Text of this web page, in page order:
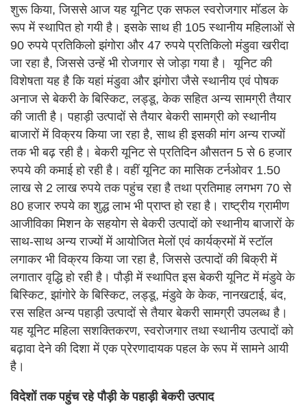
शुरू किया, जिससे आज यह यूनिट एक सफल स्वरोजगार मॉडल के
रूप में स्थापित हो गयी है। इसके साथ ही 105 स्थानीय महिलाओं से
90 रुपये प्रतिकिलो झंगोरा और 47 रुपये प्रतिकिलो मंडुवा खरीदा
जा रहा है, जिससे उन्हें भी रोजगार से जोड़ा गया है। यूनिट की
विशेषता यह है कि यहां मंडुवा और झंगोरा जैसे स्थानीय एवं पोषक
अनाज से बेकरी के बिस्किट, लड्डू, केक सहित अन्य सामग्री तैयार
की जाती है। पहाड़ी उत्पादों से तैयार बेकरी सामग्री को स्थानीय
बाजारों में विक्रय किया जा रहा है, साथ ही इसकी मांग अन्य राज्यों
तक भी बढ़ रही है। बेकरी यूनिट से प्रतिदिन औसतन 5 से 6 हजार
रुपये की कमाई हो रही है। वहीं यूनिट का मासिक टर्नओवर 1.50
लाख से 2 लाख रुपये तक पहुंच रहा है तथा प्रतिमाह लगभग 70 से
80 हजार रुपये का शुद्ध लाभ भी प्राप्त हो रहा है। राष्ट्रीय ग्रामीण
आजीविका मिशन के सहयोग से बेकरी उत्पादों को स्थानीय बाजारों के
साथ-साथ अन्य राज्यों में आयोजित मेलों एवं कार्यक्रमों में स्टॉल
लगाकर भी विक्रय किया जा रहा है, जिससे उत्पादों की बिक्री में
लगातार वृद्धि हो रही है। पौड़ी में स्थापित इस बेकरी यूनिट में मंडुवे के
बिस्किट, झांगोरे के बिस्किट, लड्डू, मंडुवे के केक, नानखटाई, बंद,
रस सहित अन्य पहाड़ी उत्पादों से तैयार बेकरी सामग्री उपलब्ध है।
यह यूनिट महिला सशक्तिकरण, स्वरोजगार तथा स्थानीय उत्पादों को
बढ़ावा देने की दिशा में एक प्रेरणादायक पहल के रूप में सामने आयी
है।
विदेशों तक पहुंच रहे पौड़ी के पहाड़ी बेकरी उत्पाद